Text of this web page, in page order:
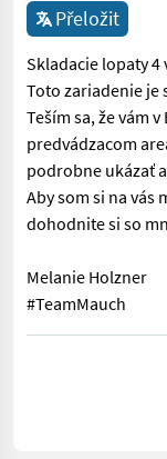
Přeložit
Skladacie lopaty 4
Toto zariadenie je
Teším sa, že vám
predvádzacom
podrobne ukázať
Aby som si na
dohodnite si so
Melanie Holzner
#TeamMauch
Skladacie lopaty